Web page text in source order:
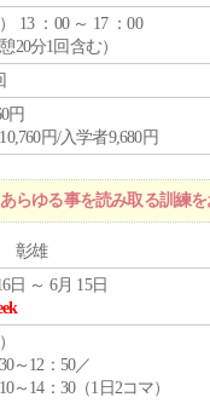
） 13 ：00 ～ 17 ：00
憩20分1回含む）
円
円/入学者9,680円
らゆる事を読み取る訓練を
彰雄
日 ～ 6月 15日
）
～12：50／
～14：30（1日2コマ）